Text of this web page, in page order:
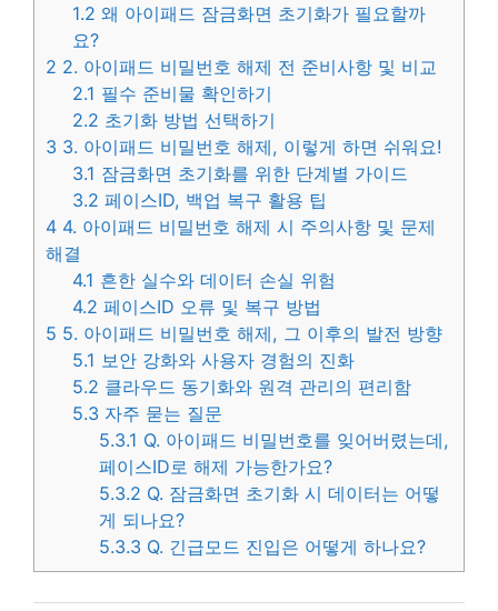
1.2 왜 아이패드 잠금화면 초기화가 필요할까
요?
2 2. 아이패드 비밀번호 해제 전 준비사항 및 비교
2.1 필수 준비물 확인하기
2.2 초기화 방법 선택하기
3 3. 아이패드 비밀번호 해제, 이렇게 하면 쉬워요!
3.1 잠금화면 초기화를 위한 단계별 가이드
3.2 페이스ID, 백업 복구 활용 팁
4 4. 아이패드 비밀번호 해제 시 주의사항 및 문제
해결
4.1 흔한 실수와 데이터 손실 위험
4.2 페이스ID 오류 및 복구 방법
5 5. 아이패드 비밀번호 해제, 그 이후의 발전 방향
5.1 보안 강화와 사용자 경험의 진화
5.2 클라우드 동기화와 원격 관리의 편리함
5.3 자주 묻는 질문
5.3.1 Q. 아이패드 비밀번호를 잊어버렸는데,
페이스ID로 해제 가능한가요?
5.3.2 Q. 잠금화면 초기화 시 데이터는 어떻
게 되나요?
5.3.3 Q. 긴급모드 진입은 어떻게 하나요?